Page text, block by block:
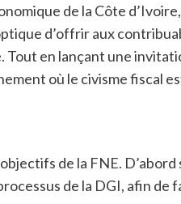
de la Côte
d’offrir aux
Tout en lançant une
où le civisme fiscal
de la FNE.
de la DGI, afin de